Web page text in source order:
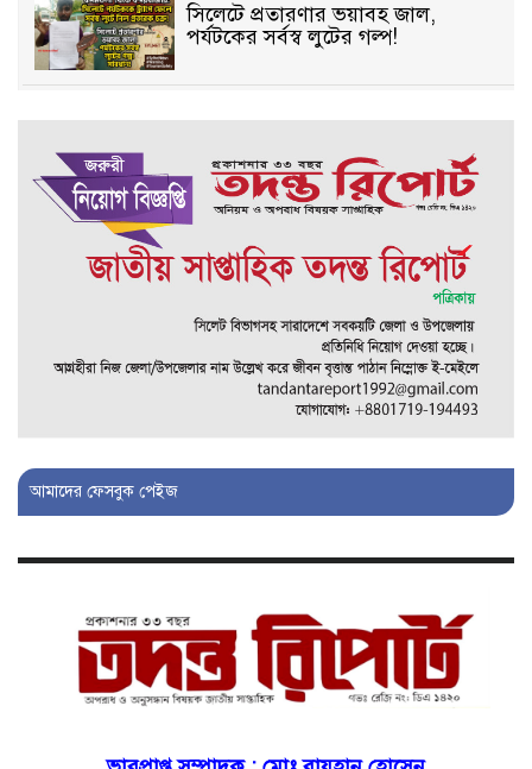
সিলেটে প্রতারণার ভয়াবহ জাল,
পর্যটকের সর্বস্ব লুটের গল্প!
বিআইডিসি’তে ১৫ বছরের দখলদারিত্ব
কিশোরীকে যৌনপীড়নের পর
ভ্রূণহত্যার অপচেষ্টা, গোয়াইনঘাট জুড়ে
চাঞ্চল্য!
মোগলাবাজার থানা কার কবলে?
গোয়াইনঘাটে বিজিবির নাম ভাঙিয়ে
ঘুষের রাজত্ব!
যন্ত্র বিকলের বাহানা: বেসরকারির
শোষণে জিম্মি ওসমানীর রোগীরা!
শাহপরানের পর মোগলাবাজারেও ওসি
আমাদের ফেসবুক পেইজ